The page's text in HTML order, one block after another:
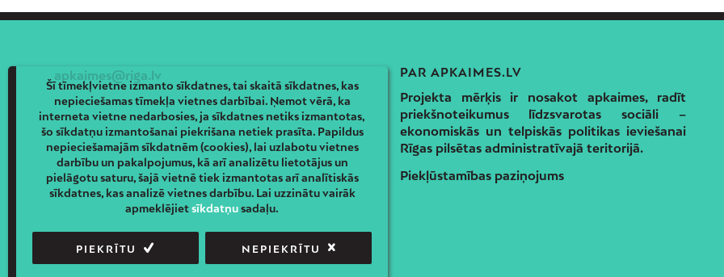
apkaimes@riga.lv PAR APKAIMES.LV
Projekta mērķis ir nosakot apkaimes, radīt
priekšnoteikumus līdzsvarotas sociāli –
ekonomiskās un telpiskās politikas ieviešanai
Rīgas pilsētas administratīvajā teritorijā.
Piekļūstamības paziņojums
Šī tīmekļvietne izmanto sīkdatnes, tai skaitā sīkdatnes, kas
nepieciešamas tīmekļa vietnes darbībai. Ņemot vērā, ka
interneta vietne nedarbosies, ja sīkdatnes netiks izmantotas,
šo sīkdatņu izmantošanai piekrišana netiek prasīta. Papildus
nepieciešamajām sīkdatnēm (cookies), lai uzlabotu vietnes
darbību un pakalpojumus, kā arī analizētu lietotājus un
pielāgotu saturu, šajā vietnē tiek izmantotas arī analītiskās
sīkdatnes, kas analizē vietnes darbību. Lai uzzinātu vairāk
apmeklējietsīkdatņusadaļu.
PIEKRĪTU NEPIEKRĪTU